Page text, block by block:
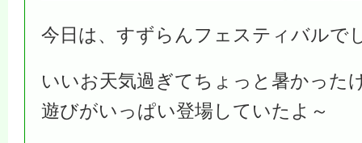
今日は、すずらんフェスティバルで
いいお天気過ぎてちょっと暑かった
遊びがいっぱい登場していたよ～